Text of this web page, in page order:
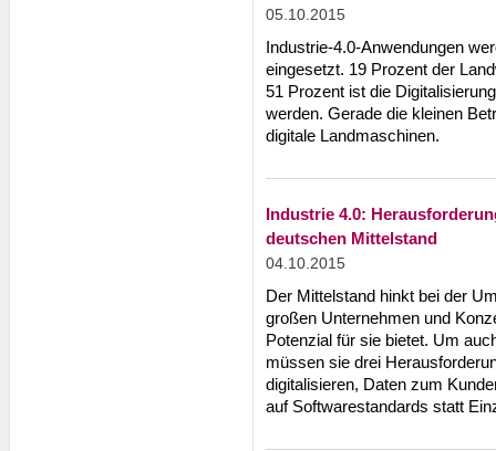
05.10.2015
Industrie-4.0-Anwendungen
eingesetzt. 19 Prozent der
51 Prozent ist die
werden. Gerade die kleinen
digitale Landmaschinen.
Industrie 4.0:
deutschen Mittelstand
04.10.2015
Der Mittelstand hinkt bei der
großen Unternehmen und
Potenzial für sie bietet. Um
müssen sie drei
digitalisieren, Daten zum
auf Softwarestandards statt